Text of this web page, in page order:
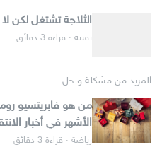
الثلاجة تشتغل لكن
تقنية · قراءة 3 دقائق
المزيد من مشكلة و حل
من هو فابريتسيو
الأشهر في أخبار
رياضة · قراءة 3 دقائق